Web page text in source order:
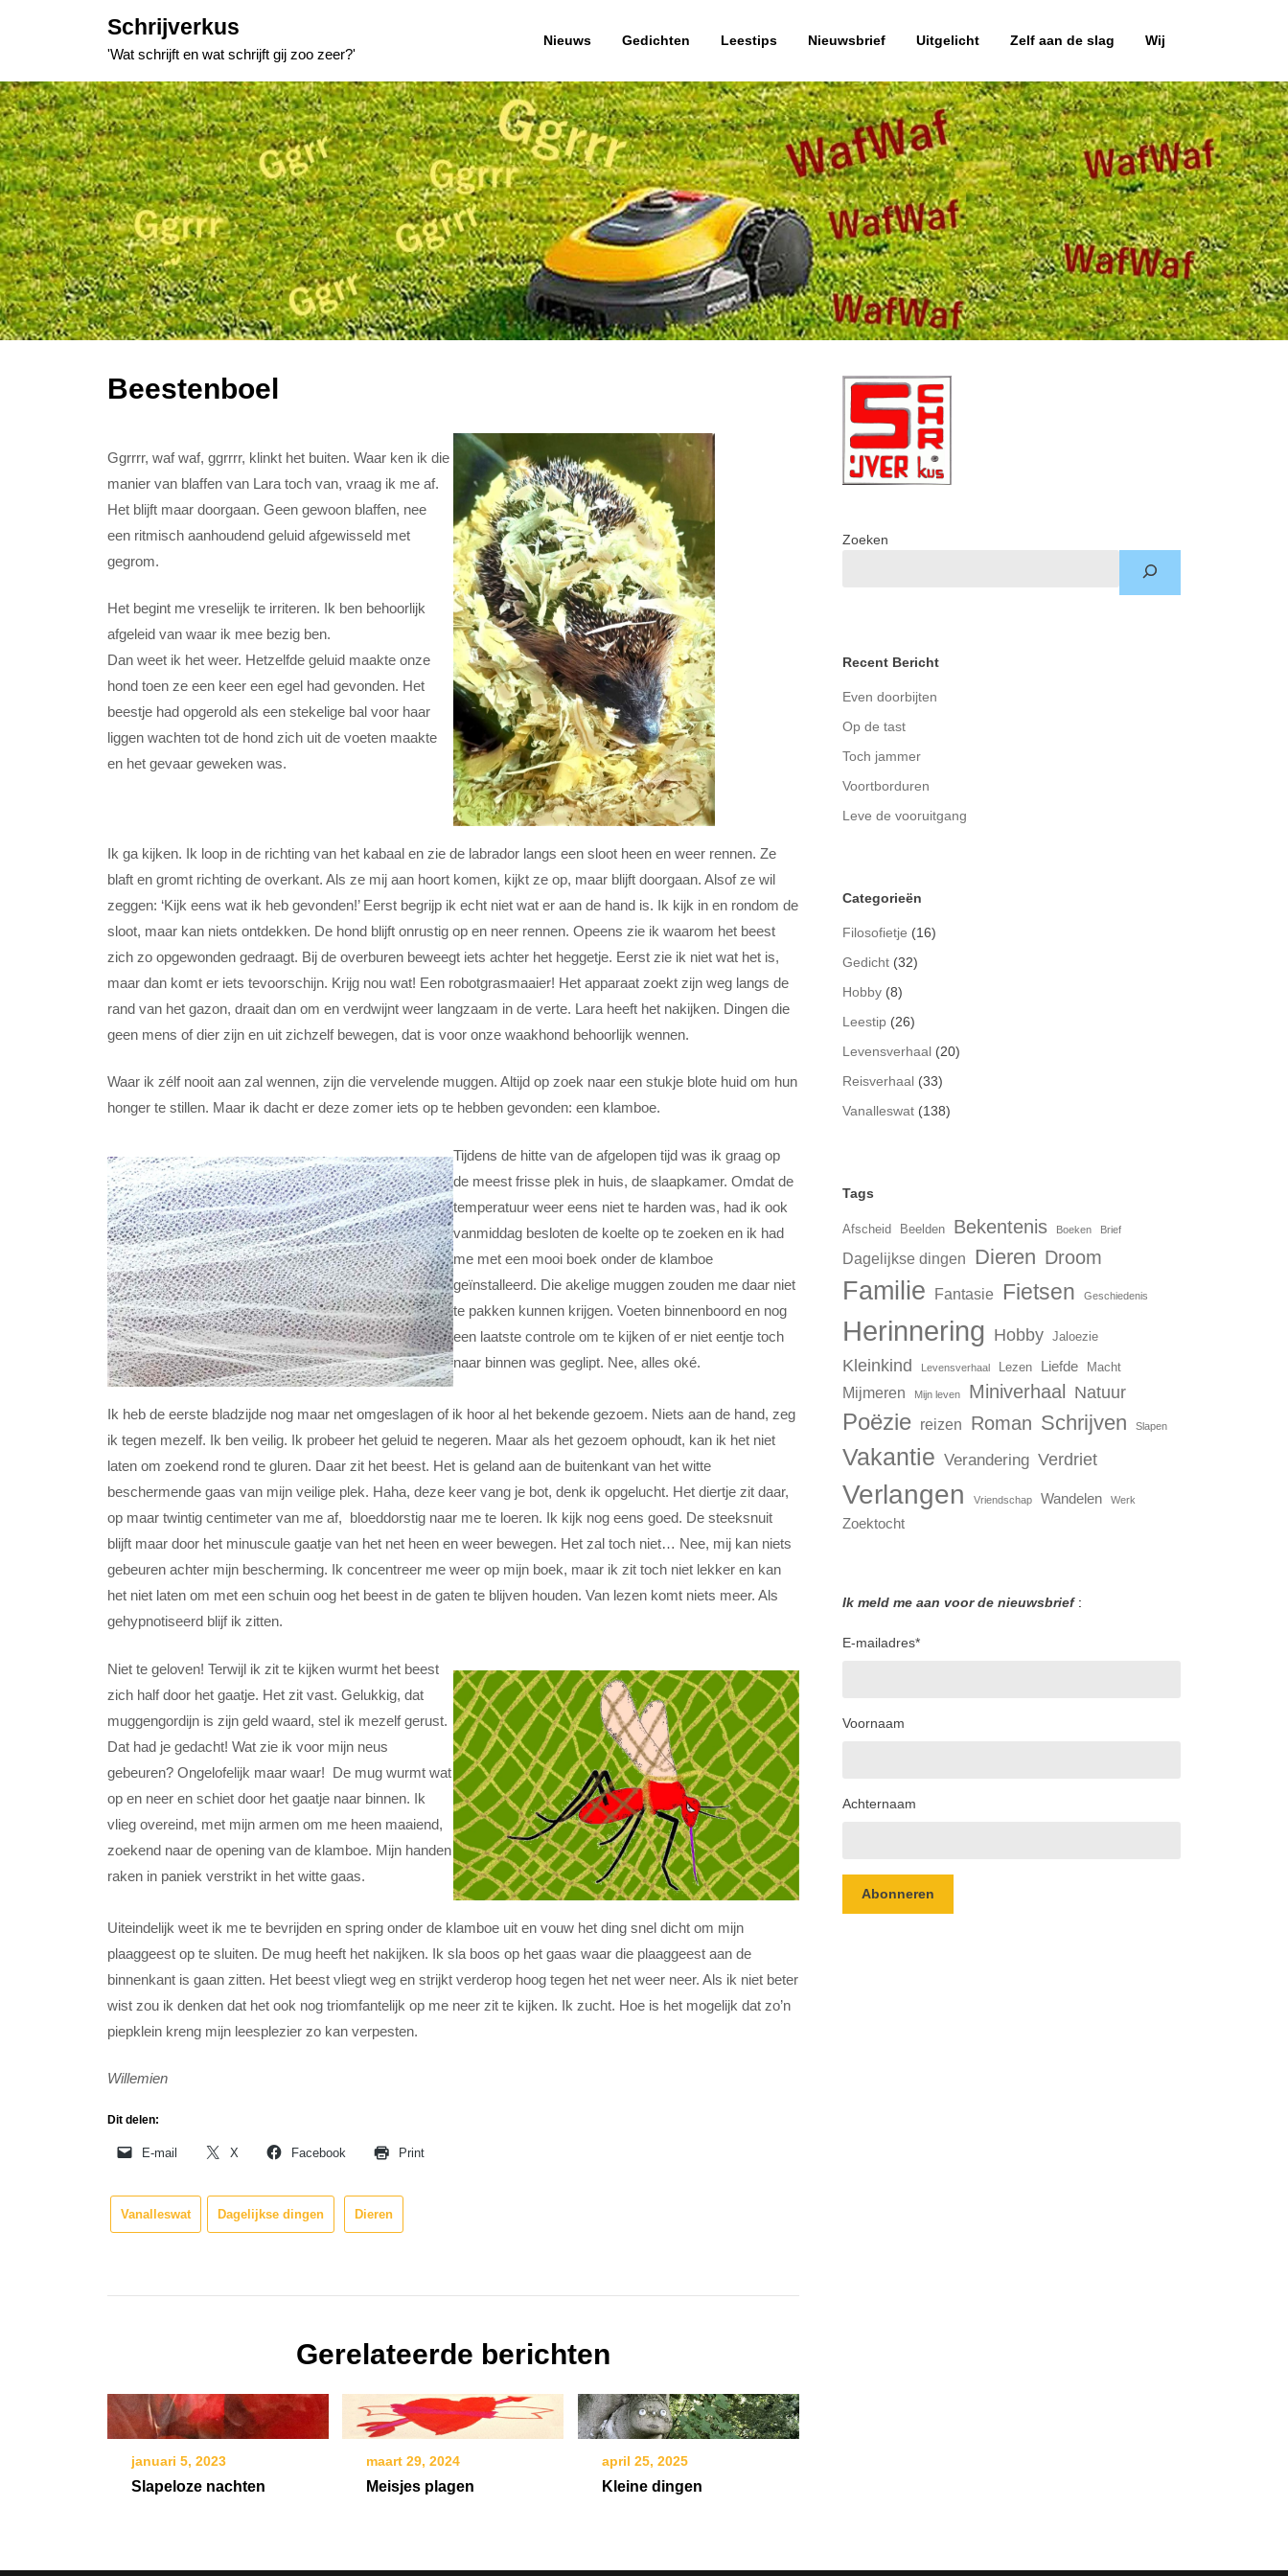
Schrijverkus
'Wat schrijft en wat schrijft gij zoo zeer?'
Nieuws Gedichten Leestips Nieuwsbrief Uitgelicht Zelf aan de slag Wij
Beestenboel
Ggrrrr, waf waf, ggrrrr, klinkt het buiten. Waar ken ik die
manier van blaffen van Lara toch van, vraag ik me af.
Het blijft maar doorgaan. Geen gewoon blaffen, nee
een ritmisch aanhoudend geluid afgewisseld met
gegrom.
Het begint me vreselijk te irriteren. Ik ben behoorlijk
afgeleid van waar ik mee bezig ben.
Dan weet ik het weer. Hetzelfde geluid maakte onze
hond toen ze een keer een egel had gevonden. Het
beestje had opgerold als een stekelige bal voor haar
liggen wachten tot de hond zich uit de voeten maakte
en het gevaar geweken was.
Ik ga kijken. Ik loop in de richting van het kabaal en zie de labrador langs een sloot heen en weer rennen. Ze
blaft en gromt richting de overkant. Als ze mij aan hoort komen, kijkt ze op, maar blijft doorgaan. Alsof ze wil
zeggen: ‘Kijk eens wat ik heb gevonden!’ Eerst begrijp ik echt niet wat er aan de hand is. Ik kijk in en rondom de
sloot, maar kan niets ontdekken. De hond blijft onrustig op en neer rennen. Opeens zie ik waarom het beest
zich zo opgewonden gedraagt. Bij de overburen beweegt iets achter het heggetje. Eerst zie ik niet wat het is,
maar dan komt er iets tevoorschijn. Krijg nou wat! Een robotgrasmaaier! Het apparaat zoekt zijn weg langs de
rand van het gazon, draait dan om en verdwijnt weer langzaam in de verte. Lara heeft het nakijken. Dingen die
geen mens of dier zijn en uit zichzelf bewegen, dat is voor onze waakhond behoorlijk wennen.
Waar ik zélf nooit aan zal wennen, zijn die vervelende muggen. Altijd op zoek naar een stukje blote huid om hun
honger te stillen. Maar ik dacht er deze zomer iets op te hebben gevonden: een klamboe.
Tijdens de hitte van de afgelopen tijd was ik graag op
de meest frisse plek in huis, de slaapkamer. Omdat de
temperatuur weer eens niet te harden was, had ik ook
vanmiddag besloten de koelte op te zoeken en ik had
me met een mooi boek onder de klamboe
geïnstalleerd. Die akelige muggen zouden me daar niet
te pakken kunnen krijgen. Voeten binnenboord en nog
een laatste controle om te kijken of er niet eentje toch
naar binnen was geglipt. Nee, alles oké.
Ik heb de eerste bladzijde nog maar net omgeslagen of ik hoor al het bekende gezoem. Niets aan de hand, zeg
ik tegen mezelf. Ik ben veilig. Ik probeer het geluid te negeren. Maar als het gezoem ophoudt, kan ik het niet
laten om zoekend rond te gluren. Daar zit het beest. Het is geland aan de buitenkant van het witte
beschermende gaas van mijn veilige plek. Haha, deze keer vang je bot, denk ik opgelucht. Het diertje zit daar,
op maar twintig centimeter van me af, bloeddorstig naar me te loeren. Ik kijk nog eens goed. De steeksnuit
blijft maar door het minuscule gaatje van het net heen en weer bewegen. Het zal toch niet… Nee, mij kan niets
gebeuren achter mijn bescherming. Ik concentreer me weer op mijn boek, maar ik zit toch niet lekker en kan
het niet laten om met een schuin oog het beest in de gaten te blijven houden. Van lezen komt niets meer. Als
gehypnotiseerd blijf ik zitten.
Niet te geloven! Terwijl ik zit te kijken wurmt het beest
zich half door het gaatje. Het zit vast. Gelukkig, dat
muggengordijn is zijn geld waard, stel ik mezelf gerust.
Dat had je gedacht! Wat zie ik voor mijn neus
gebeuren? Ongelofelijk maar waar! De mug wurmt wat
op en neer en schiet door het gaatje naar binnen. Ik
vlieg overeind, met mijn armen om me heen maaiend,
zoekend naar de opening van de klamboe. Mijn handen
raken in paniek verstrikt in het witte gaas.
Uiteindelijk weet ik me te bevrijden en spring onder de klamboe uit en vouw het ding snel dicht om mijn
plaaggeest op te sluiten. De mug heeft het nakijken. Ik sla boos op het gaas waar die plaaggeest aan de
binnenkant is gaan zitten. Het beest vliegt weg en strijkt verderop hoog tegen het net weer neer. Als ik niet beter
wist zou ik denken dat het ook nog triomfantelijk op me neer zit te kijken. Ik zucht. Hoe is het mogelijk dat zo’n
piepklein kreng mijn leesplezier zo kan verpesten.
Willemien
Dit delen:
E-mail X Facebook Print
Vanalleswat Dagelijkse dingen Dieren
Gerelateerde berichten
januari 5, 2023
Slapeloze nachten
maart 29, 2024
Meisjes plagen
april 25, 2025
Kleine dingen
Zoeken
Recent Bericht
Even doorbijten
Op de tast
Toch jammer
Voortborduren
Leve de vooruitgang
Categorieën
Filosofietje (16)
Gedicht(32)
Hobby(8)
Leestip(26)
Levensverhaal(20)
Reisverhaal(33)
Vanalleswat(138)
Tags
Afscheid Beelden Bekentenis Boeken Brief
Dagelijkse dingen Dieren Droom
Familie Fantasie Fietsen Geschiedenis
Herinnering Hobby Jaloezie
Kleinkind Levensverhaal Lezen Liefde Macht
Mijmeren Mijn leven Miniverhaal Natuur
Poëzie reizen Roman Schrijven Slapen
Vakantie Verandering Verdriet
Verlangen Vriendschap Wandelen Werk
Zoektocht
Ik meld me aan voor de nieuwsbrief:
E-mailadres*
Voornaam
Achternaam
Abonneren